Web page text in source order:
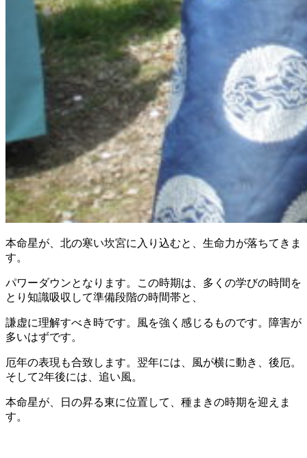
本命星が、北の寒い坎宮に入り込むと、生命力が落ちてきま
す。
パワーダウンとなります。この時期は、多くの学びの時間を
とり知識吸収して準備段階の時間帯と、
謙虚に理解すべき時です。風を強く感じるものです。障害が
多いはずです。
厄年の表現も合致します。翌年には、風が横に動き、後厄。
そして2年後には、追い風。
本命星が、日の昇る東に位置して、種まきの時期を迎えま
す。